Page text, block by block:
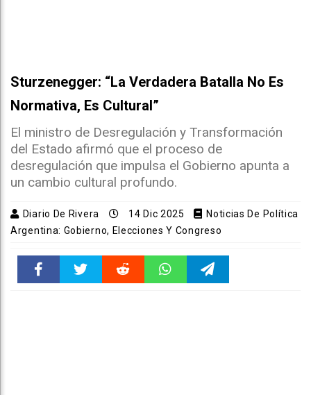
Sturzenegger: “La Verdadera Batalla No Es
Normativa, Es Cultural”
El ministro de Desregulación y Transformación
del Estado afirmó que el proceso de
desregulación que impulsa el Gobierno apunta a
un cambio cultural profundo.
Diario De Rivera 14 Dic 2025
Noticias De Política
Argentina: Gobierno, Elecciones Y Congreso